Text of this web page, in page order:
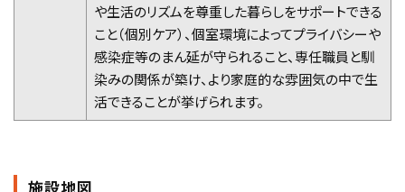
や生活のリズムを尊重した暮らしをサポートできる
こと（個別ケア）、個室環境によってプライバシーや
感染症等のまん延が守られること、専任職員と馴
染みの関係が築け、より家庭的な雰囲気の中で生
活できることが挙げられます。
施設地図